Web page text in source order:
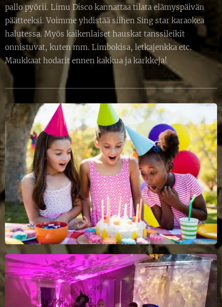
pallo pyörii. Limu Disco kannattaa tilata elämyspäivän
päätteeksi. Voimme yhdistää siihen Sing star karaokea
halutessa. Myös kaikenlaiset hauskat tanssileikit
onnistuvat, kuten mm. Limbokisa, letkajenkka etc.
Maukkaat hodarit ennen kakkua ja karkkeja!